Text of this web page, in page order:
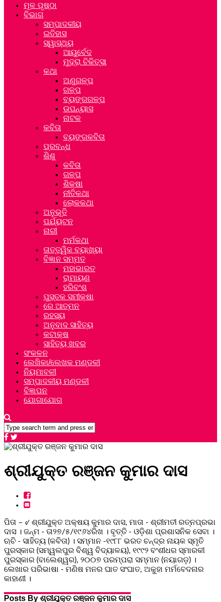
ମୂଳ ପୃଷ୍ଠା
ବିଭାଗ
ସମ୍ପାଦକୀୟ
ଇତିହାସ
ସ୍ୱାସ୍ଥ୍ୟ
ଆୟୁର୍ବେଦ
ମୁଦ୍ରା ଚିକିତ୍ସା
କଥା
ଅଣୁଗଳ୍ପ
ଗଳ୍ପ
ବ୍ୟଙ୍ଗଗଳ୍ପ
ଉପନ୍ୟାସ
ନାଟକ
କବିତା
ବ୍ୟଙ୍ଗକବିତା
ପ୍ରବନ୍ଧ
ଶିଶୁ
କବିତା
ଗଳ୍ପ
ଶିକ୍ଷା
ନୀତିକଥା
ଲୋକକଥା
ଅନୁଭୂତି
ପର୍ଯ୍ୟଟନ
ନାରୀ
ମର୍ମକଥା
ତାତ୍ତ୍ୱିକ ବ୍ୟାଖ୍ୟା
ବିଜ୍ଞାନ ସମ୍ମତ
ମହାଭାରତ
ରାମାୟଣ
ହରିବଂଶ
ପୁସ୍ତକ ସମୀକ୍ଷା
ରେ ଆତ୍ମନ
ରହସ୍ୟ
ଅନୁବାଦ ସାହିତ୍ୟ
କଟାକ୍ଷ
ସାହିତ୍ୟ ଖବର
ସଂକଳନ
ଲେଖିକା/ଲେଖକ ମଣ୍ଡଳୀ
ନିୟମାବଳୀ
ସମ୍ପାଦକୀୟ ମଣ୍ଡଳୀ
ବିଜ୍ଞାପନ
ଯୋଗାଯୋଗ
ଶ୍ରୀଯୁକ୍ତ ରଞ୍ଜନ କୁମାର ଦାସ
ପିତା – ୰ ଶ୍ରୀଯୁକ୍ତ ଅକ୍ଷୟ କୁମାର ଦାସ, ମାତା - ଶ୍ରୀମତୀ ରତ୍ନପ୍ରଭା
ଦାସ । ଜନ୍ମ - ତା୨୭/୫/୧୯୬୪ରିଖ । ବୃତ୍ତି - ଓଡ଼ିଶା ପ୍ରଶାସନିକ ସେବା ।
ଋଚି - ସାହିତ୍ୟ (କବିତା) । ସମ୍ମାନ -୧୯୮୮ ଭରତ ଚନ୍ଦ୍ର ନାୟକ ସ୍ମୃତି
ପୁରସ୍କାର (ସମ୍ୱଲପୁର ବିଶ୍ୱ ବିଦ୍ୟାଳୟ), ୧୯୯୨ ବଂଶୀଧର ସ୍ମାରକୀ
ପୁରସ୍କାର (ବାଲେଶ୍ୱର), ୨୦୦୭ ପରମ୍ପରା ସମ୍ମାନ (ନୟାଗଡ଼) ।
ଲେଖାର ପରିଭାଷା - ମଣିଷ ମନର ଘାତ ସଂଘାତ, ଅକୁହା ମର୍ମବେଦନାର
କାହାଣୀ ।
Posts By ଶ୍ରୀଯୁକ୍ତ ରଞ୍ଜନ କୁମାର ଦାସ